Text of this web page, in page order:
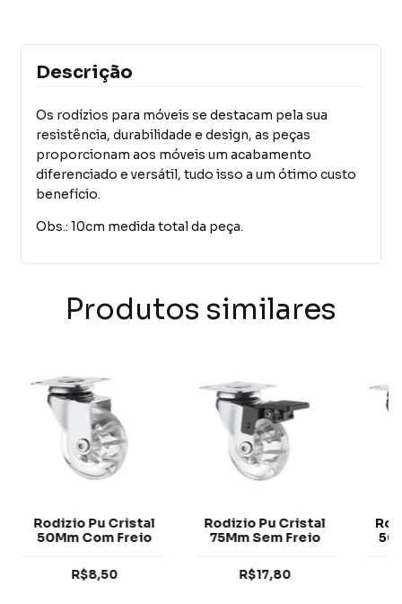
Descrição
Os rodízios para móveis se destacam pela sua
resistência, durabilidade e design, as peças
proporcionam aos móveis um acabamento
diferenciado e versátil, tudo isso a um ótimo custo
benefício.
Obs.: 10cm medida total da peça.
Produtos similares
Rodizio Pu Cristal
50Mm Com Freio
R$8,50
Rodizio Pu Cristal
75Mm Sem Freio
R$17,80